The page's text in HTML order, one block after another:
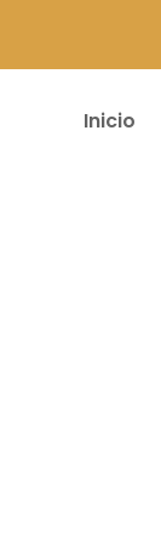
Inicio